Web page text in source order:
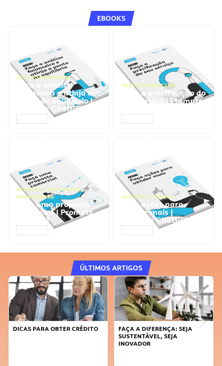
EBOOKS
GESTÃO FINANCEIRA
Faça a análise
financeira e atinja o
ponto de equilíbrio |
Prompts ChatGPT
GESTÃO FINANCEIRA
Faça a precificação do
seu serviço | Prompts
NEGÓCIOS, PROCESSOS
EMPRESARIAIS
Faça uma proposta
comercial | Prompts
ChatGPT
NEGÓCIOS, VENDAS
Faça ações para
vender mais |
Prompts ChatGPT
ÚLTIMOS ARTIGOS
DICAS PARA OBTER CRÉDITO
FAÇA A DIFERENÇA: SEJA
SUSTENTÁVEL, SEJA
INOVADOR